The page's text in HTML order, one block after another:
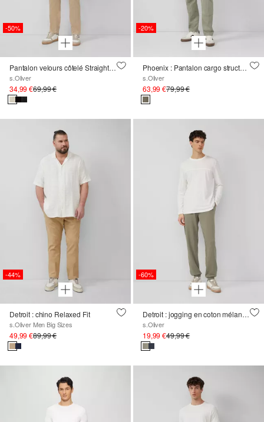
-50%
Pantalon velours côtelé Straight Leg taille mi-haute
s.Oliver
34,99 €69,99 €
-20%
Phoenix : Pantalon cargo structuré en coton mélangé
s.Oliver
63,99 €79,99 €
-44%
Detroit : chino Relaxed Fit
s.Oliver Men Big Sizes
49,99 €89,99 €
-60%
Detroit : jogging en coton mélangé avec poches zippées
s.Oliver
19,99 €49,99 €